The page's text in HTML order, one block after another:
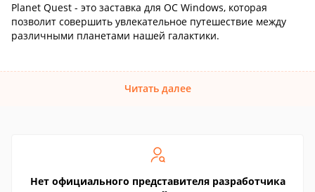
Planet Quest - это заставка для ОС Windows, которая
позволит совершить увлекательное путешествие между
различными планетами нашей галактики.
Читать далее
Нет официального представителя разработчика